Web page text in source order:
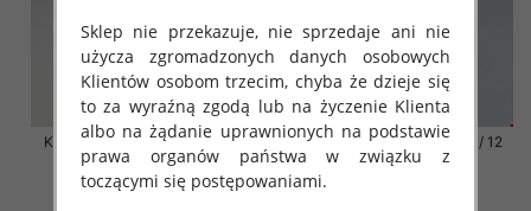
Klapki damskie Roz 36-42 / 12
par
41.00 zł
Klapki damskie Roz 36-42 / 12
par
Sklep nie przekazuje, nie sprzedaje ani nie
użycza zgromadzonych danych osobowych
Klientów osobom trzecim, chyba że dzieje się
to za wyraźną zgodą lub na życzenie Klienta
albo na żądanie uprawnionych na podstawie
prawa organów państwa w związku z
toczącymi się postępowaniami.